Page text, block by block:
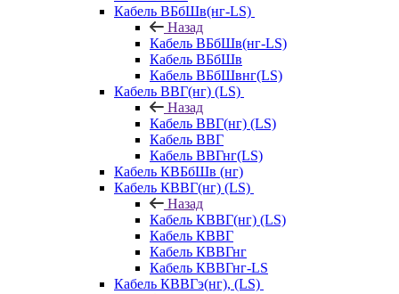
Кабель ВБбШв(нг-LS)
Назад
Кабель ВБбШв(нг-LS)
Кабель ВБбШв
Кабель ВБбШвнг(LS)
Кабель ВВГ(нг) (LS)
Назад
Кабель ВВГ(нг) (LS)
Кабель ВВГ
Кабель ВВГнг(LS)
Кабель КВБбШв (нг)
Кабель КВВГ(нг) (LS)
Назад
Кабель КВВГ(нг) (LS)
Кабель КВВГ
Кабель КВВГнг
Кабель КВВГнг-LS
Кабель КВВГэ(нг), (LS)